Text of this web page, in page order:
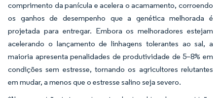
comprimento da panícula e acelera o acamamento, corroendo
os ganhos de desempenho que a genética melhorada é
projetada para entregar. Embora os melhoradores estejam
acelerando o lançamento de linhagens tolerantes ao sal, a
maioria apresenta penalidades de produtividade de 5–8% em
condições sem estresse, tornando os agricultores relutantes
em mudar, a menos que o estresse salino seja severo.